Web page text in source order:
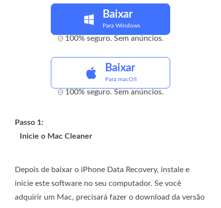
Baixar
Para Windows
100% seguro. Sem anúncios.
Baixar
Para macOS
100% seguro. Sem anúncios.
Passo 1:
Inicie o Mac Cleaner
Depois de baixar o iPhone Data Recovery, instale e
inicie este software no seu computador. Se você
adquirir um Mac, precisará fazer o download da versão